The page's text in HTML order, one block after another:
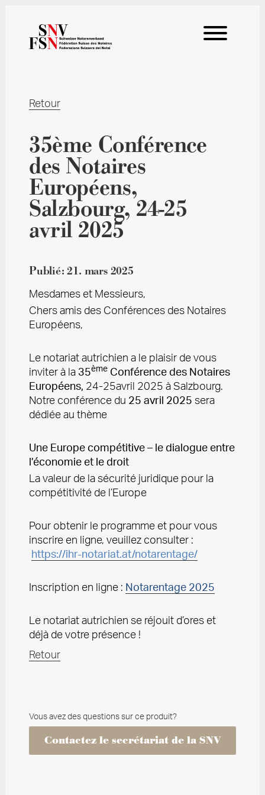
Retour
35ème Conférence
des Notaires
Européens,
Salzbourg, 24-25
avril 2025
Publié:21. mars 2025
Mesdames et Messieurs,
Chers amis des Conférences des Notaires
Européens,
Le notariat autrichien a le plaisir de vous
inviter à la 35ème Conférence des Notaires
Européens, 24-25avril 2025 à Salzbourg.
Notre conférence du 25 avril 2025 sera
dédiée au thème
Une Europe compétitive – le dialogue entre
l’économie et le droit
La valeur de la sécurité juridique pour la
compétitivité de l’Europe
Pour obtenir le programme et pour vous
inscrire en ligne, veuillez consulter :
https://ihr-notariat.at/notarentage/
Inscription en ligne : Notarentage 2025
Le notariat autrichien se réjouit d’ores et
déjà de votre présence !
Retour
Vous avez des questions sur ce produit?
Contactez le secrétariat de la SNV